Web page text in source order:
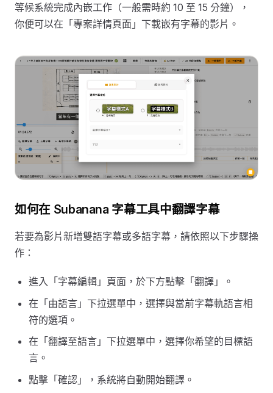
等候系統完成內嵌工作（一般需時約 10 至 15 分鐘），
你便可以在「專案詳情頁面」下載嵌有字幕的影片。
如何在 Subanana 字幕工具中翻譯字幕
若要為影片新增雙語字幕或多語字幕，請依照以下步驟操
作：
進入「字幕編輯」頁面，於下方點擊「翻譯」。
在「由語言」下拉選單中，選擇與當前字幕軌語言相
符的選項。
在「翻譯至語言」下拉選單中，選擇你希望的目標語
言。
點擊「確認」，系統將自動開始翻譯。